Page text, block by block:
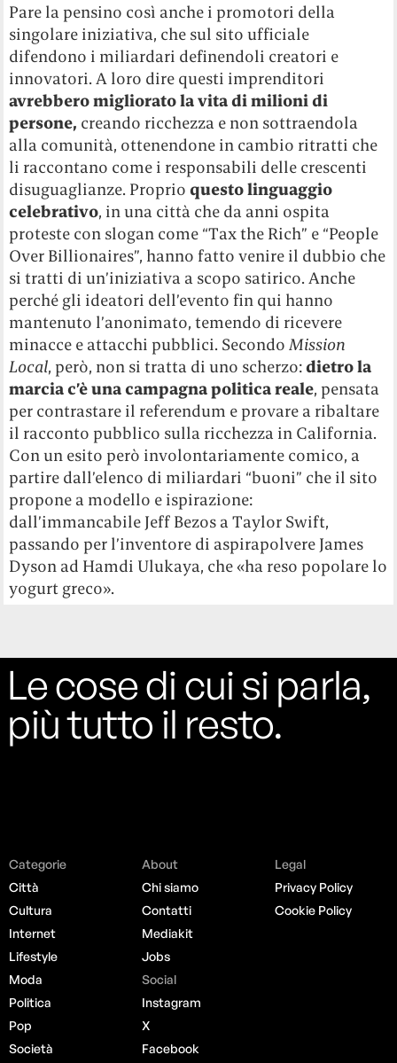
Pare la pensino così anche i promotori della
singolare iniziativa, che sul sito ufficiale
difendono i miliardari definendoli creatori e
innovatori. A loro dire questi imprenditori
avrebbero migliorato la vita di milioni di
persone, creando ricchezza e non sottraendola
alla comunità, ottenendone in cambio ritratti che
li raccontano come i responsabili delle crescenti
disuguaglianze. Proprioquesto linguaggio
celebrativo, in una città che da anni ospita
proteste con slogan come “Tax the Rich” e “People
Over Billionaires”, hanno fatto venire il dubbio che
si tratti di un’iniziativa a scopo satirico. Anche
perché gli ideatori dell’evento fin qui hanno
mantenuto l’anonimato, temendo di ricevere
minacce e attacchi pubblici. SecondoMission
Local, però, non si tratta di uno scherzo:dietro la
marcia c’è una campagna politica reale, pensata
per contrastare il referendum e provare a ribaltare
il racconto pubblico sulla ricchezza in California.
Con un esito però involontariamente comico, a
partire dall’elenco di miliardari “buoni” che il sito
propone a modello e ispirazione:
dall’immancabile Jeff Bezos a Taylor Swift,
passando per l’inventore di aspirapolvere James
Dyson ad Hamdi Ulukaya, che «ha reso popolare lo
yogurt greco».
Le cose di cui si parla,
più tutto il resto.
Categorie
Città
Cultura
Internet
Lifestyle
Moda
Politica
Pop
Società
About
Chi siamo
Contatti
Mediakit
Jobs
Social
Instagram
X
Facebook
Legal
Privacy Policy
Cookie Policy